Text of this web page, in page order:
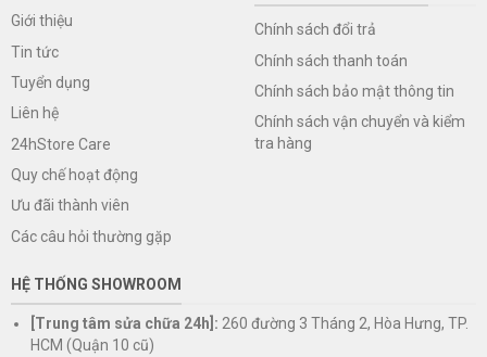
Giới thiệu
Tin tức
Tuyển dụng
Liên hệ
24hStore Care
Quy chế hoạt động
Ưu đãi thành viên
Các câu hỏi thường gặp
Chính sách đổi trả
Chính sách thanh toán
Chính sách bảo mật thông tin
Chính sách vận chuyển và kiểm
tra hàng
HỆ THỐNG SHOWROOM
[Trung tâm sửa chữa 24h]: 260 đường 3 Tháng 2, Hòa Hưng, TP.
HCM (Quận 10 cũ)